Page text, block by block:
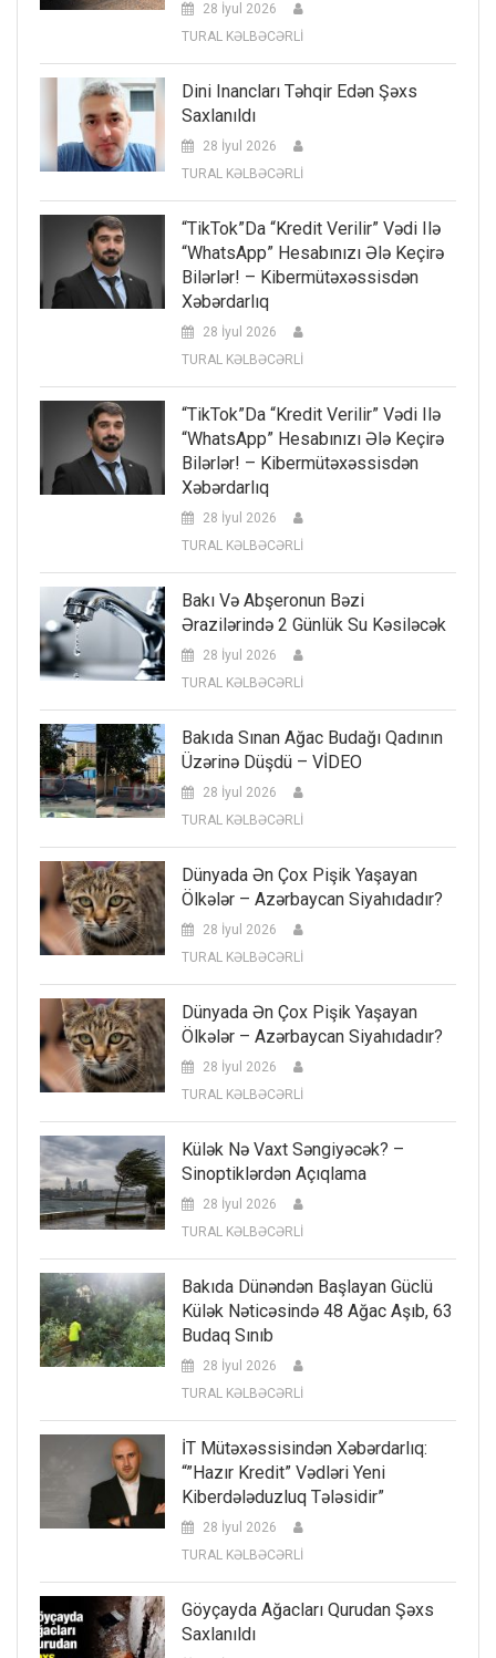
28 İyul 2026
TURAL KƏLBƏCƏRLİ
Dini Inancları Təhqir Edən Şəxs
Saxlanıldı
28 İyul 2026
TURAL KƏLBƏCƏRLİ
“TikTok”da “kredit Verilir” Vədi Ilə
“WhatsApp” Hesabınızı Ələ Keçirə
Bilərlər! – Kibermütəxəssisdən
Xəbərdarlıq
28 İyul 2026
TURAL KƏLBƏCƏRLİ
“TikTok”da “kredit Verilir” Vədi Ilə
“WhatsApp” Hesabınızı Ələ Keçirə
Bilərlər! – Kibermütəxəssisdən
Xəbərdarlıq
28 İyul 2026
TURAL KƏLBƏCƏRLİ
Bakı Və Abşeronun Bəzi
Ərazilərində 2 Günlük Su Kəsiləcək
28 İyul 2026
TURAL KƏLBƏCƏRLİ
Bakıda Sınan Ağac Budağı Qadının
Üzərinə Düşdü – VİDEO
28 İyul 2026
TURAL KƏLBƏCƏRLİ
Dünyada Ən Çox Pişik Yaşayan
Ölkələr – Azərbaycan Siyahıdadır?
28 İyul 2026
TURAL KƏLBƏCƏRLİ
Dünyada Ən Çox Pişik Yaşayan
Ölkələr – Azərbaycan Siyahıdadır?
28 İyul 2026
TURAL KƏLBƏCƏRLİ
Külək Nə Vaxt Səngiyəcək? –
Sinoptiklərdən Açıqlama
28 İyul 2026
TURAL KƏLBƏCƏRLİ
Bakıda Dünəndən Başlayan Güclü
Külək Nəticəsində 48 Ağac Aşıb, 63
Budaq Sınıb
28 İyul 2026
TURAL KƏLBƏCƏRLİ
İT Mütəxəssisindən Xəbərdarlıq:
“”Hazır Kredit” Vədləri Yeni
Kiberdələduzluq Tələsidir”
28 İyul 2026
TURAL KƏLBƏCƏRLİ
Göyçayda Ağacları Qurudan Şəxs
Saxlanıldı